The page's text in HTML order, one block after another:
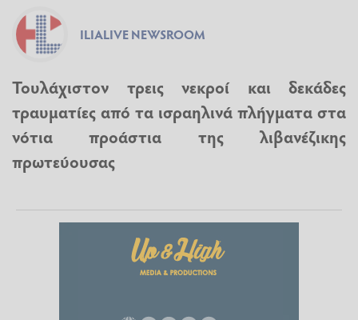
ILIALIVE NEWSROOM
Τουλάχιστον τρεις νεκροί και δεκάδες
τραυματίες από τα ισραηλινά πλήγματα στα
νότια προάστια της λιβανέζικης
πρωτεύουσας